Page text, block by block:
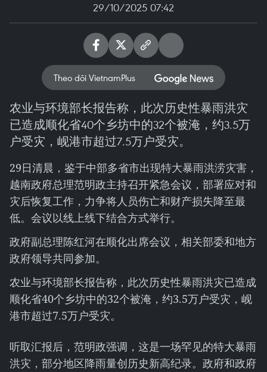
29/10/2025 07:42
Theo dõi VietnamPlus
农业与环境部长报告称，此次历史性暴雨洪灾
已造成顺化省40个乡坊中的32个被淹，约3.5万
户受灾，岘港市超过7.5万户受灾。
29日清晨，鉴于中部多省市出现特大暴雨洪涝灾害，
越南政府总理范明政主持召开紧急会议，部署应对和
灾后恢复工作，力争将人员伤亡和财产损失降至最
低。会议以线上线下结合方式举行。
政府副总理陈红河在顺化出席会议，相关部委和地方
政府领导共同参加。
农业与环境部长报告称，此次历史性暴雨洪灾已造成
顺化省40个乡坊中的32个被淹，约3.5万户受灾，岘
港市超过7.5万户受灾。
听取汇报后，范明政强调，这是一场罕见的特大暴雨
洪灾，部分地区降雨量创历史新高纪录。政府和政府